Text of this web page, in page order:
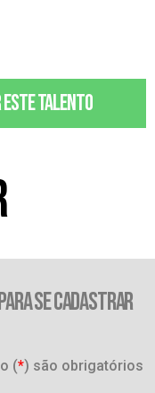
este talento
SE CADASTRAR
(*) são obrigatórios